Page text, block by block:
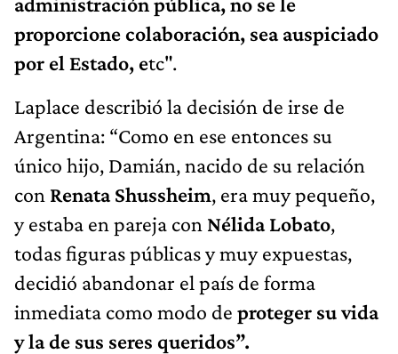
proporcione colaboración, sea auspiciado
por el Estado, etc".
Laplace describió la decisión de irse de
Argentina: “Como en ese entonces su
único hijo, Damián, nacido de su relación
con Renata Shussheim, era muy pequeño,
y estaba en pareja con Nélida Lobato,
todas figuras públicas y muy expuestas,
decidió abandonar el país de forma
inmediata como modo de proteger su vida
y la de sus seres queridos”.